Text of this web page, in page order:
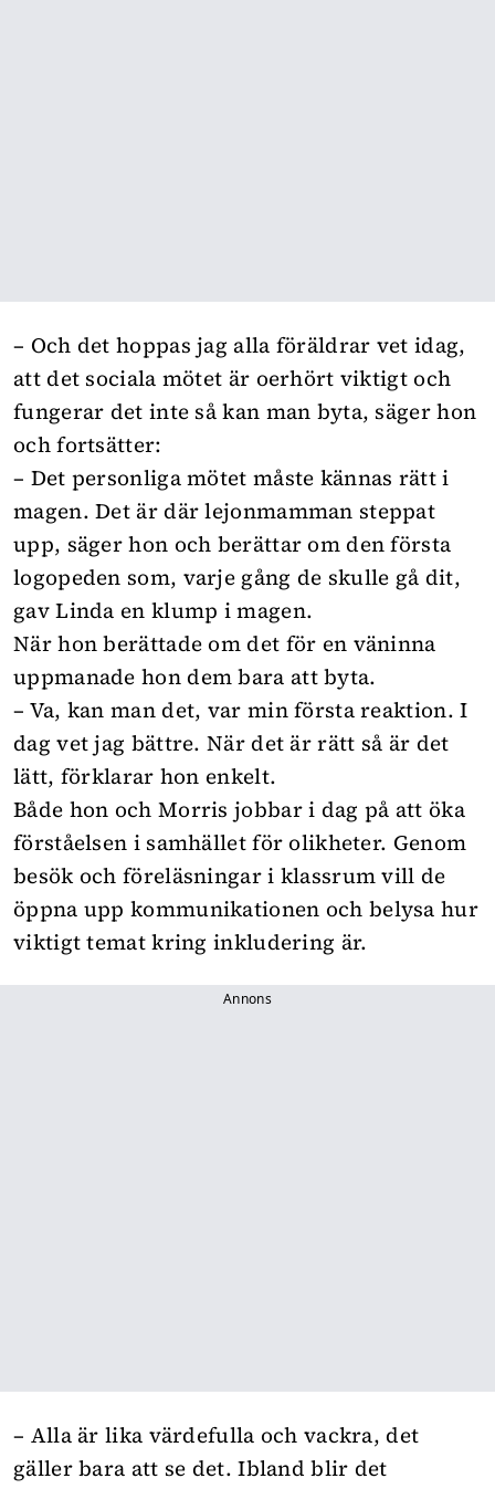
– Och det hoppas jag alla föräldrar vet idag,
att det sociala mötet är oerhört viktigt och
fungerar det inte så kan man byta, säger hon
och fortsätter:
– Det personliga mötet måste kännas rätt i
magen. Det är där lejonmamman steppat
upp, säger hon och berättar om den första
logopeden som, varje gång de skulle gå dit,
gav Linda en klump i magen.
När hon berättade om det för en väninna
uppmanade hon dem bara att byta.
– Va, kan man det, var min första reaktion. I
dag vet jag bättre. När det är rätt så är det
lätt, förklarar hon enkelt.
Både hon och Morris jobbar i dag på att öka
förståelsen i samhället för olikheter. Genom
besök och föreläsningar i klassrum vill de
öppna upp kommunikationen och belysa hur
viktigt temat kring inkludering är.
Annons
– Alla är lika värdefulla och vackra, det
gäller bara att se det. Ibland blir det